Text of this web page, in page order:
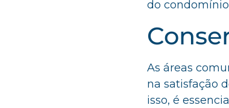
do
As áreas
na satisfação
isso, é